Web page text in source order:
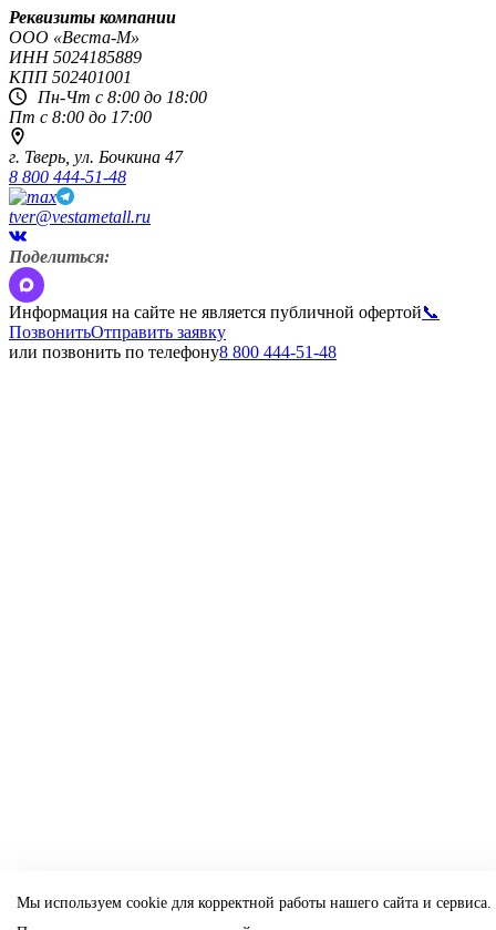
Реквизиты компании
OOO «Веста-М»
ИНН5024185889
КПП502401001
Пн-Чт с 8:00 до 18:00
Пт с 8:00 до 17:00
г. Тверь, ул. Бочкина 47
8 800 444-51-48
tver@vestametall.ru
Поделиться:
Информация на сайте не является публичной офертой📞
ПозвонитьОтправить заявку
или позвонить по телефону8 800 444-51-48
Мы используем cookie для корректной работы нашего сайта и сервиса.